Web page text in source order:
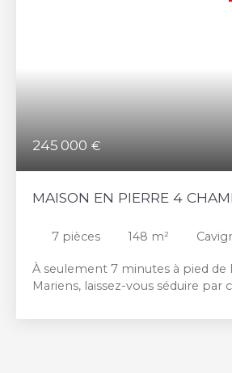
245 000 €
MAISON EN PIERRE 4
7 pièces 148 m²
À seulement 7 minutes à pied de
Mariens, laissez-vous séduire par
parfaitement au confort de vie.